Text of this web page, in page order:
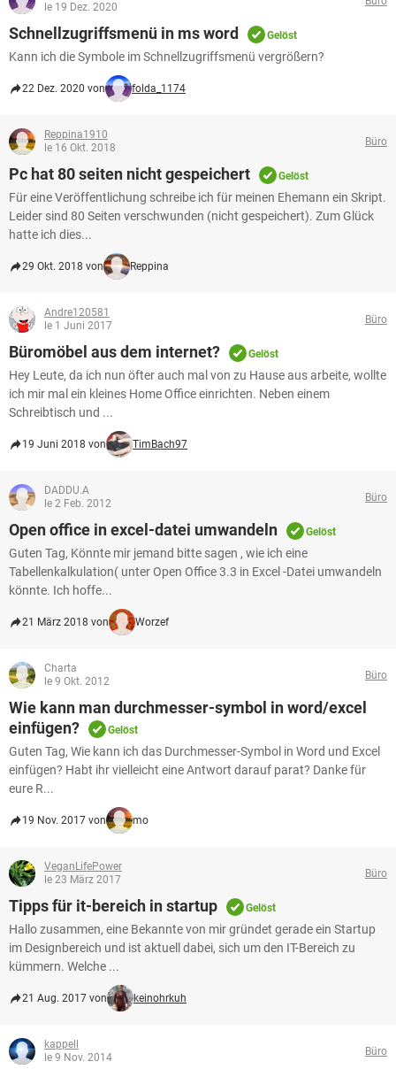
FACEBOOKle 19 Dez. 2020
Schnellzugriffsmenü in ms word Gelöst
Kann ich die Symbole im Schnellzugriffsmenü vergrößern?
22 Dez. 2020 von folda_1174
Reppina1910
le 16 Okt. 2018
Büro
Pc hat 80 seiten nicht gespeichert Gelöst
Für eine Veröffentlichung schreibe ich für meinen Ehemann ein Skript.
Leider sind 80 Seiten verschwunden (nicht gespeichert). Zum Glück
hatte ich dies...
29 Okt. 2018 von Reppina
Andre120581
le 1 Juni 2017
Büro
Büromöbel aus dem internet? Gelöst
Hey Leute, da ich nun öfter auch mal von zu Hause aus arbeite, wollte
ich mir mal ein kleines Home Office einrichten. Neben einem
Schreibtisch und ...
19 Juni 2018 von TimBach97
DADDU.A
le 2 Feb. 2012
Büro
Open office in excel-datei umwandeln Gelöst
Guten Tag, Könnte mir jemand bitte sagen , wie ich eine
Tabellenkalkulation( unter Open Office 3.3 in Excel -Datei umwandeln
könnte. Ich hoffe...
21 März 2018 von Worzef
Charta
le 9 Okt. 2012
Büro
Wie kann man durchmesser-symbol in word/excel
einfügen?
Gelöst
Guten Tag, Wie kann ich das Durchmesser-Symbol in Word und Excel
einfügen? Habt ihr vielleicht eine Antwort darauf parat? Danke für
eure R...
19 Nov. 2017 von mo
VeganLifePower
le 23 März 2017
Büro
Tipps für it-bereich in startup Gelöst
Hallo zusammen, eine Bekannte von mir gründet gerade ein Startup
im Designbereich und ist aktuell dabei, sich um den IT-Bereich zu
kümmern. Welche ...
21 Aug. 2017 von keinohrkuh
kappell
le 9 Nov. 2014
Büro